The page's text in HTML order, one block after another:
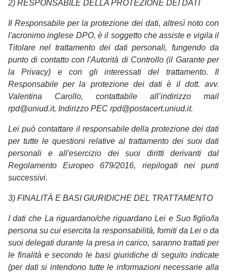
2) RESPONSABILE DELLA PROTEZIONE DEI DATI
Il Responsabile per la protezione dei dati, altresì noto con
l'acronimo inglese DPO, è il soggetto che assiste e vigila il
Titolare nel trattamento dei dati personali, fungendo da
punto di contatto con l'Autorità di Controllo (il Garante per
la Privacy) e con gli interessati del trattamento. Il
Responsabile per la protezione dei dati è il dott. avv.
Valentina Carollo, contattabile all’indirizzo mail
rpd@uniud.it, Indirizzo PEC rpd@postacert.uniud.it.
Lei può contattare il responsabile della protezione dei dati
per tutte le questioni relative al trattamento dei suoi dati
personali e all'esercizio dei suoi diritti derivanti dal
Regolamento Europeo 679/2016, riepilogati nei punti
successivi.
3) FINALITÀ E BASI GIURIDICHE DEL TRATTAMENTO
I dati che La riguardano/che riguardano Lei e Suo figlio/la
persona su cui esercita la responsabilità, forniti da Lei o da
suoi delegati durante la presa in carico, saranno trattati per
le finalità e secondo le basi giuridiche di seguito indicate
(per dati si intendono tutte le informazioni necessarie alla